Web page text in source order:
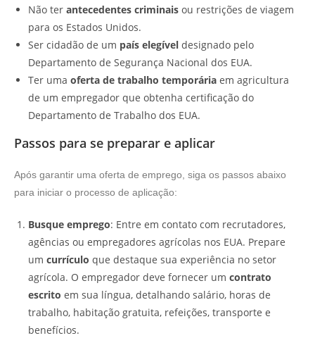
Não ter antecedentes criminais ou restrições de viagem
para os Estados Unidos.
Ser cidadão de um país elegível designado pelo
Departamento de Segurança Nacional dos EUA.
Ter uma oferta de trabalho temporária em agricultura
de um empregador que obtenha certificação do
Departamento de Trabalho dos EUA.
Passos para se preparar e aplicar
Após garantir uma oferta de emprego, siga os passos abaixo
para iniciar o processo de aplicação:
Busque emprego: Entre em contato com recrutadores,
agências ou empregadores agrícolas nos EUA. Prepare
um currículo que destaque sua experiência no setor
agrícola. O empregador deve fornecer um contrato
escrito em sua língua, detalhando salário, horas de
trabalho, habitação gratuita, refeições, transporte e
benefícios.